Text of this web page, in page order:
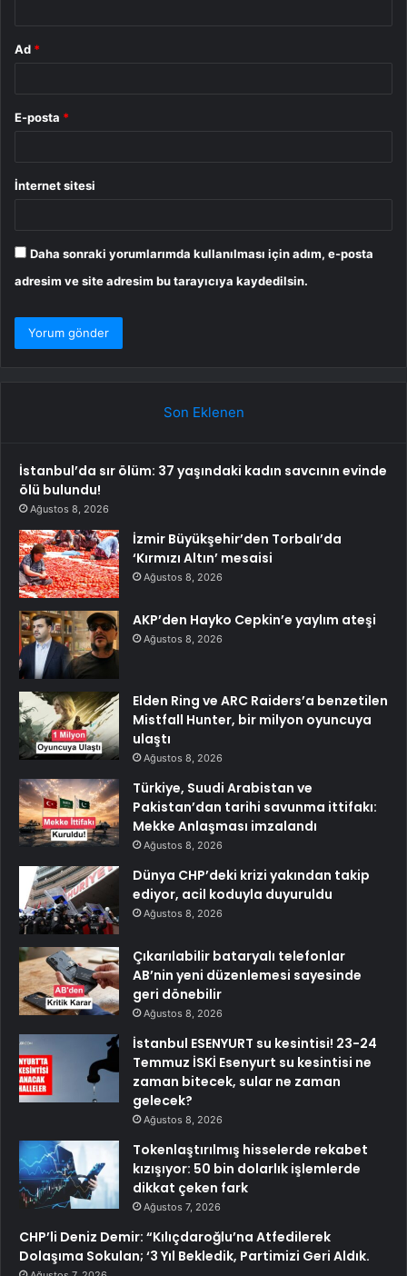
Ad *
E-posta *
İnternet sitesi
Daha sonraki yorumlarımda kullanılması için adım, e-posta
adresim ve site adresim bu tarayıcıya kaydedilsin.
Son Eklenen
İstanbul’da sır ölüm: 37 yaşındaki kadın savcının evinde
ölü bulundu!
Ağustos 8, 2026
İzmir Büyükşehir’den Torbalı’da
‘Kırmızı Altın’ mesaisi
Ağustos 8, 2026
AKP’den Hayko Cepkin’e yaylım ateşi
Ağustos 8, 2026
Elden Ring ve ARC Raiders’a benzetilen
Mistfall Hunter, bir milyon oyuncuya
ulaştı
Ağustos 8, 2026
Türkiye, Suudi Arabistan ve
Pakistan’dan tarihi savunma ittifakı:
Mekke Anlaşması imzalandı
Ağustos 8, 2026
Dünya CHP’deki krizi yakından takip
ediyor, acil koduyla duyuruldu
Ağustos 8, 2026
Çıkarılabilir bataryalı telefonlar
AB’nin yeni düzenlemesi sayesinde
geri dönebilir
Ağustos 8, 2026
İstanbul ESENYURT su kesintisi! 23-24
Temmuz İSKİ Esenyurt su kesintisi ne
zaman bitecek, sular ne zaman
gelecek?
Ağustos 8, 2026
Tokenlaştırılmış hisselerde rekabet
kızışıyor: 50 bin dolarlık işlemlerde
dikkat çeken fark
Ağustos 7, 2026
CHP’li Deniz Demir: “Kılıçdaroğlu’na Atfedilerek
Dolaşıma Sokulan; ‘3 Yıl Bekledik, Partimizi Geri Aldık.